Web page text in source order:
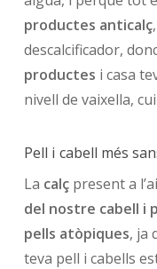
productes anticalç
descalcificador,
productes i casa
nivell de vaixella,
Pell i cabell més
La calçpresent a
del nostre cabell i
pells atòpiques, ja
teva pell i cabells